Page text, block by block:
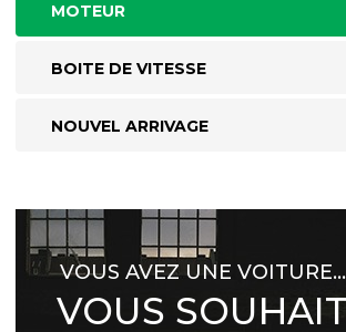
MOTEUR
BOITE DE VITESSE
NOUVEL ARRIVAGE
VOUS AVEZ UNE VOITURE…
VOUS